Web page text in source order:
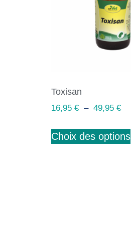
Toxisan
16,95 € – 49,95 €
Choix des options